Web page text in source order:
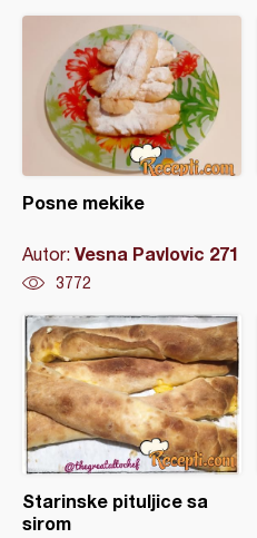
Posne mekike
Autor: Vesna Pavlovic 271
3772
Starinske pituljice sa
sirom